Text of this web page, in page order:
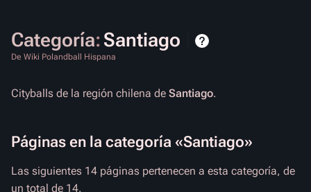
Categoría:Santiago
De Wiki Polandball Hispana
Cityballs de la región chilena de Santiago.
Páginas en la categoría «Santiago»
Las siguientes 14 páginas pertenecen a esta categoría, de
un total de 14.